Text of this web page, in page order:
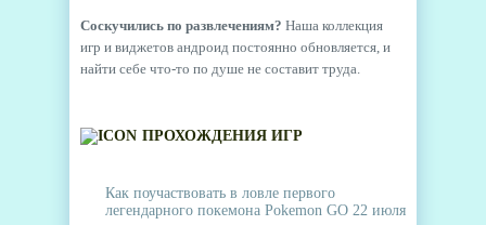
Соскучились по развлечениям? Наша коллекция
игр и виджетов андроид постоянно обновляется, и
найти себе что-то по душе не составит труда.
ПРОХОЖДЕНИЯ ИГР
Как поучаствовать в ловле первого
легендарного покемона Pokemon GO 22 июля